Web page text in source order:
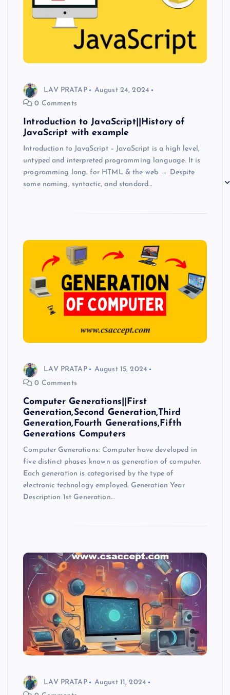
LAV PRATAP
August 24, 2024
0 Comments
Introduction to JavaScript||History of
JavaScript with example
Introduction to JavaScript – JavaScript is a high level,
untyped and interpreted programming language. It is
programming lang. for HTML & the web → Despite
some naming, syntactic, and standard…
LAV PRATAP
August 15, 2024
0 Comments
Computer Generations||First
Generation,Second Generation,Third
Generation,Fourth Generations,Fifth
Generations Computers
Computer Generations: Computer have developed in
five distinct phases known as generation of computer.
Each generation is categorised by the type of
electronic technology employed. Generation Year
Description 1st Generation…
LAV PRATAP
August 11, 2024